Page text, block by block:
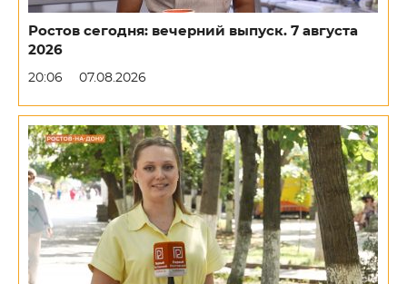
Ростов сегодня: вечерний выпуск. 7 августа
2026
20:06 07.08.2026